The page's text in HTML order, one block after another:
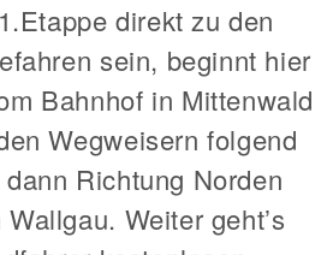
direkt zu den
sein, beginnt hier
Bahnhof in Mittenwald
Wegweisern folgend
Richtung Norden
Weiter geht’s